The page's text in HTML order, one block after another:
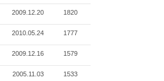
2009.12.20 1820
2010.05.24 1777
2009.12.16 1579
2005.11.03 1533